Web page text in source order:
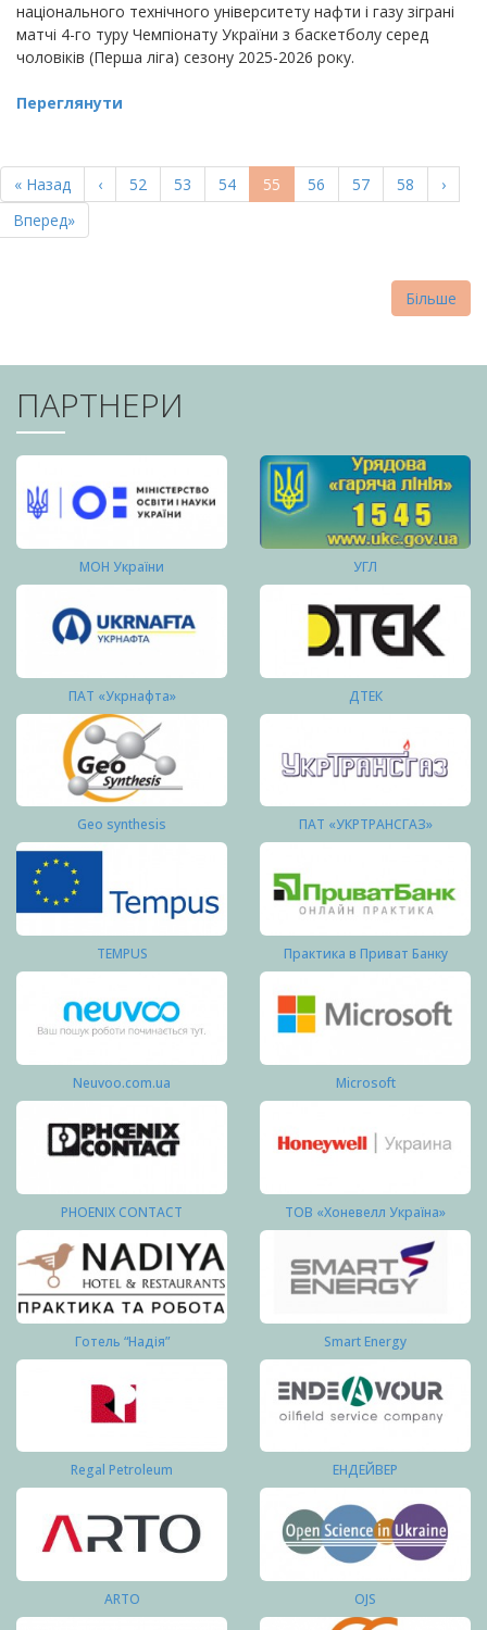
національного технічного університету нафти і газу зіграні
матчі 4-го туру Чемпіонату України з баскетболу серед
чоловіків (Перша ліга) сезону 2025-2026 року.
Переглянути
НА
СТОРІНКИ
Перша
сторінка
« Назад
Попередня
сторінка
‹ Page
52 Page
53 Page
54
Поточна
сторінка
55 Page
56 Page
57 Page
58
›
Остання
сторінка
Вперед»
Більше
ПАРТНЕРИ
МОН України УГЛ
ПАТ «Укрнафта» ДТЕК
Geo synthesis ПАТ «УКРТРАНСГАЗ»
TEMPUS Практика в Приват Банку
Neuvoo.com.ua Microsoft
PHOENIX CONTACT ТОВ «Хоневелл Україна»
Готель “Надія” Smart Energy
Regal Petroleum ЕНДЕЙВЕР
ARTO OJS